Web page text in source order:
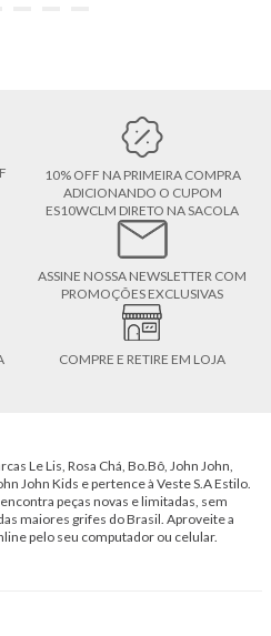
10% OFF NA PRIMEIRA COMPRA
ADICIONANDO O CUPOM
ES10WCLM DIRETO NA SACOLA
ASSINE NOSSA NEWSLETTER COM
PROMOÇÕES EXCLUSIVAS
COMPRE E RETIRE EM LOJA
Le Lis, Rosa Chá, Bo.Bô, John John,
John Kids e pertence à Veste S.A Estilo.
peças novas e limitadas, sem
maiores grifes do Brasil. Aproveite a
pelo seu computador ou celular.